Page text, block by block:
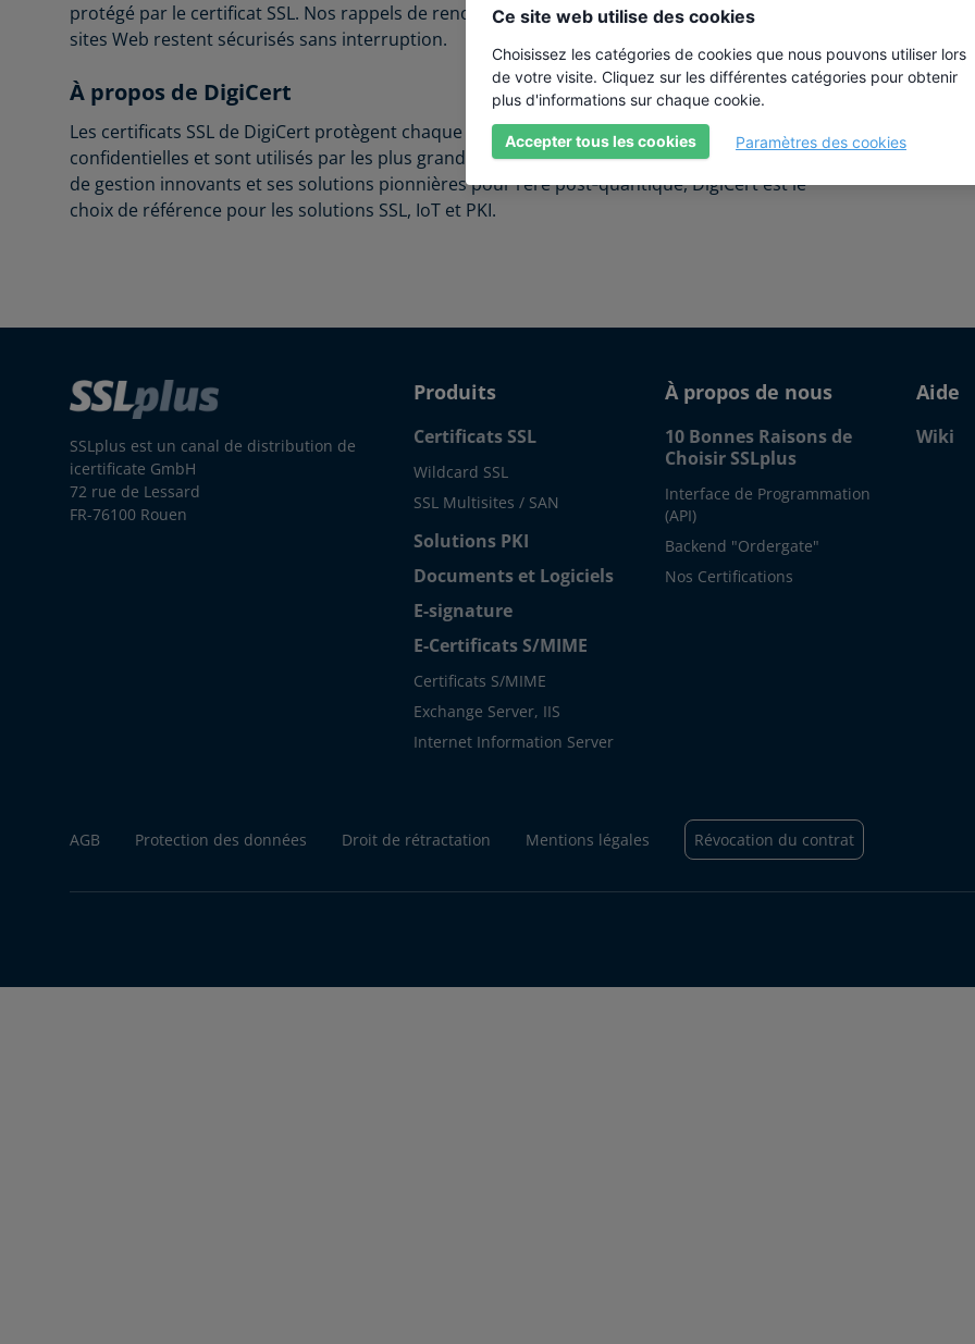
protégé par le certificat SSL. Nos rappels de renouvellement opportun garantissent que vos
sites Web restent sécurisés sans interruption.
À propos de DigiCert
Les certificats SSL de DigiCert protègent chaque jour des milliards de transactions
confidentielles et sont utilisés par les plus grandes entreprises dans le monde. Avec ses outils
de gestion innovants et ses solutions pionnières pour l’ère post‑quantique, DigiCert est le
choix de référence pour les solutions SSL, IoT et PKI.
SSLplus est un canal de distribution de
icertificate GmbH
72 rue de Lessard
FR-76100 Rouen
Produits
Certificats SSL
Wildcard SSL
SSL Multisites / SAN
Solutions PKI
Documents et Logiciels
E-signature
E-Certificats S/MIME
Certificats S/MIME
Exchange Server, IIS
Internet Information Server
À propos de nous
10 Bonnes Raisons de
Choisir SSLplus
Interface de Programmation
(API)
Backend "Ordergate"
Nos Certifications
Aide
Wiki
AGB Protection des données Droit de rétractation Mentions légales Révocation du contrat
Ce site web utilise des cookies
Choisissez les catégories de cookies que nous pouvons utiliser lors
de votre visite. Cliquez sur les différentes catégories pour obtenir
plus d'informations sur chaque cookie.
Accepter tous les cookies Paramètres des cookies